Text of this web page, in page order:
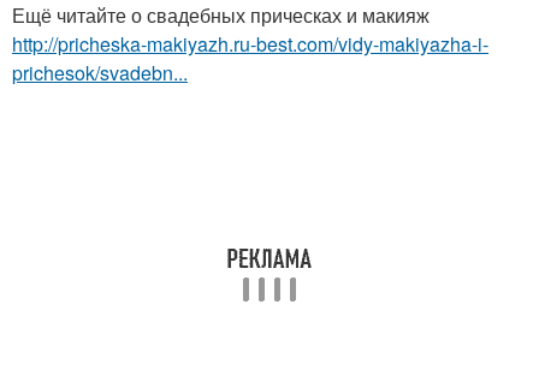
Ещё читайте о свадебных прическах и макияж
http://pricheska-makiyazh.ru-best.com/vidy-makiyazha-i-
prichesok/svadebn...